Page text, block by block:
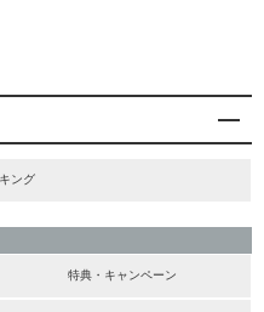
ング
特典・キャンペーン